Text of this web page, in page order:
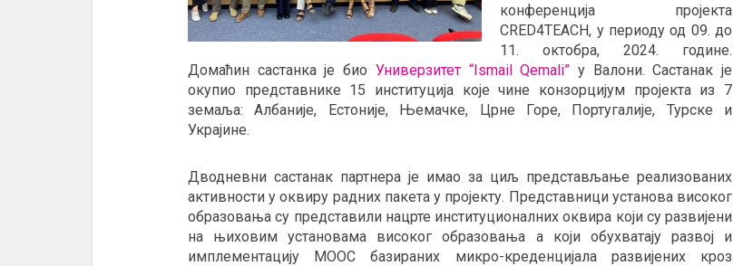
конференција пројекта
CRED4TEACH, у периоду од 09. до
11. октобра, 2024. године.
Домаћин састанка је био Универзитет “Ismail Qemali” у Валони. Састанак је
окупио представнике 15 институција које чине конзорцијум пројекта из 7
земаља: Албаније, Естоније, Њемачке, Црне Горе, Португалије, Турске и
Украјине.
Дводневни састанак партнера је имао за циљ представљање реализованих
активности у оквиру радних пакета у пројекту. Представници установа високог
образовања су представили нацрте институционалних оквира који су развијени
на њиховим установама високог образовања а који обухватају развој и
имплементацију МООC базираних микро-креденцијала развијених кроз